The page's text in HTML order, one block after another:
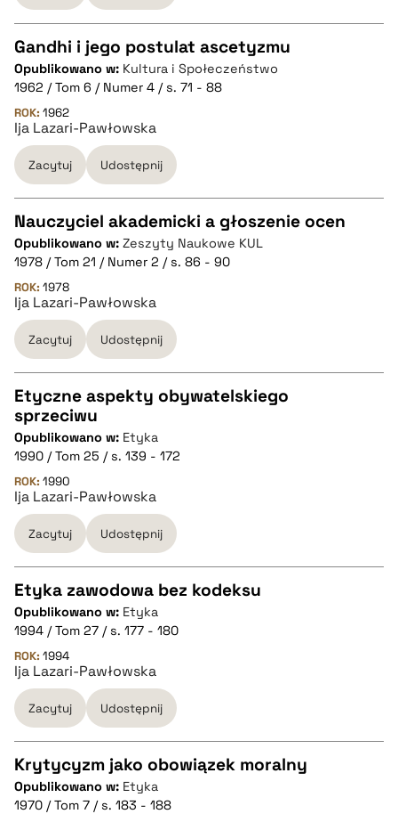
pobierz cytat
CZYSTY TEKST
pobierz cytat
BIBTEX
pobierz cytat
Gandhi i jego postulat ascetyzmu
Opublikowano w: Kultura i Społeczeństwo
1962 / Tom 6 / Numer 4 / s. 71 - 88
ROK: 1962
Ija Lazari-Pawłowska
Zacytuj Udostępnij
CZYSTY TEKST
pobierz cytat
BIBTEX
pobierz cytat
Nauczyciel akademicki a głoszenie ocen
Opublikowano w: Zeszyty Naukowe KUL
1978 / Tom 21 / Numer 2 / s. 86 - 90
ROK: 1978
Ija Lazari-Pawłowska
Zacytuj Udostępnij
CZYSTY TEKST
pobierz cytat
BIBTEX
pobierz cytat
Etyczne aspekty obywatelskiego
sprzeciwu
Opublikowano w: Etyka
1990 / Tom 25 / s. 139 - 172
ROK: 1990
Ija Lazari-Pawłowska
Zacytuj Udostępnij
CZYSTY TEKST
pobierz cytat
BIBTEX
pobierz cytat
Etyka zawodowa bez kodeksu
Opublikowano w: Etyka
1994 / Tom 27 / s. 177 - 180
ROK: 1994
Ija Lazari-Pawłowska
Zacytuj Udostępnij
CZYSTY TEKST
Krytycyzm jako obowiązek moralny
Opublikowano w: Etyka
1970 / Tom 7 / s. 183 - 188